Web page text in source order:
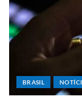
BRASIL